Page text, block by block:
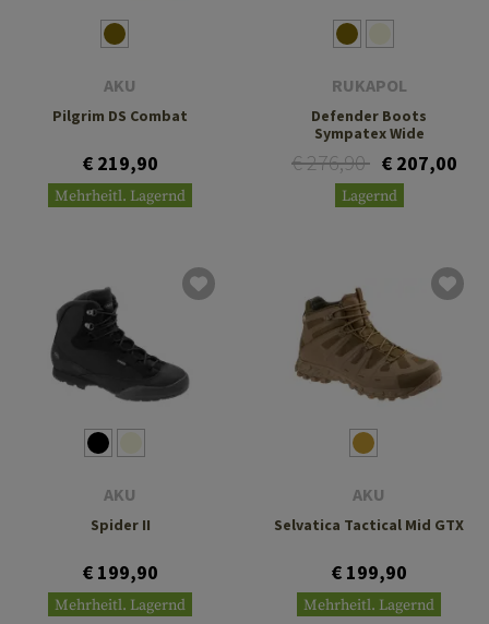
AKU
Pilgrim DS Combat
€ 219,90
Mehrheitl. Lagernd
RUKAPOL
Defender Boots
Sympatex Wide
€ 276,90 € 207,00
Lagernd
AKU
Spider II
€ 199,90
Mehrheitl. Lagernd
AKU
Selvatica Tactical Mid GTX
€ 199,90
Mehrheitl. Lagernd